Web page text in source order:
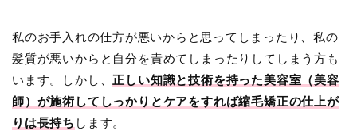
私のお手入れの仕方が悪いからと思ってしまったり、私の
髪質が悪いからと自分を責めてしまったりしてしまう方も
います。しかし、正しい知識と技術を持った美容室（美容
師）が施術してしっかりとケアをすれば縮毛矯正の仕上が
りは長持ち します。